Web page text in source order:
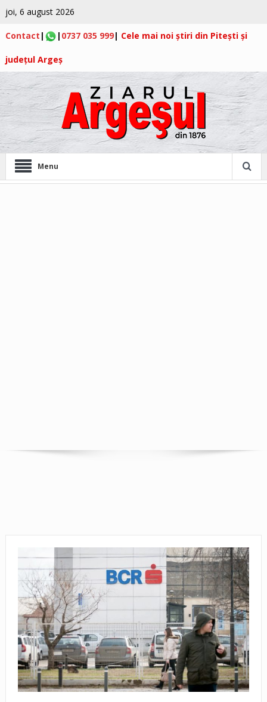
joi, 6 august 2026
Contact | | 0737 035 999| Cele mai noi știri din Pitești și
județul Argeș
Menu